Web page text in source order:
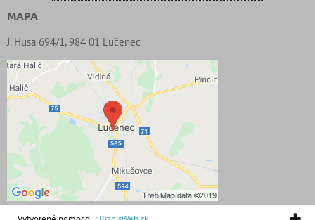
MAPA
J. Husa 694/1, 984 01 Lučenec